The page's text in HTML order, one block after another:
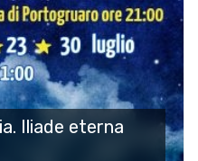
Iliade eterna